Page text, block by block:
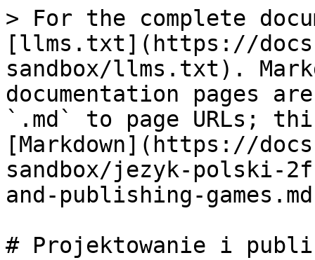
> For the complete
[llms.txt](https://
sandbox/llms.txt).
documentation pages
`.md` to page URLs;
[Markdown](https://
sandbox/jezyk-polski-
and-publishing-
# Projektowanie i